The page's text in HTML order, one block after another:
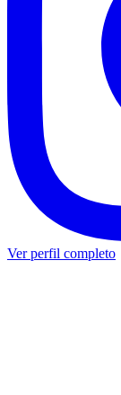
Ver perfil completo